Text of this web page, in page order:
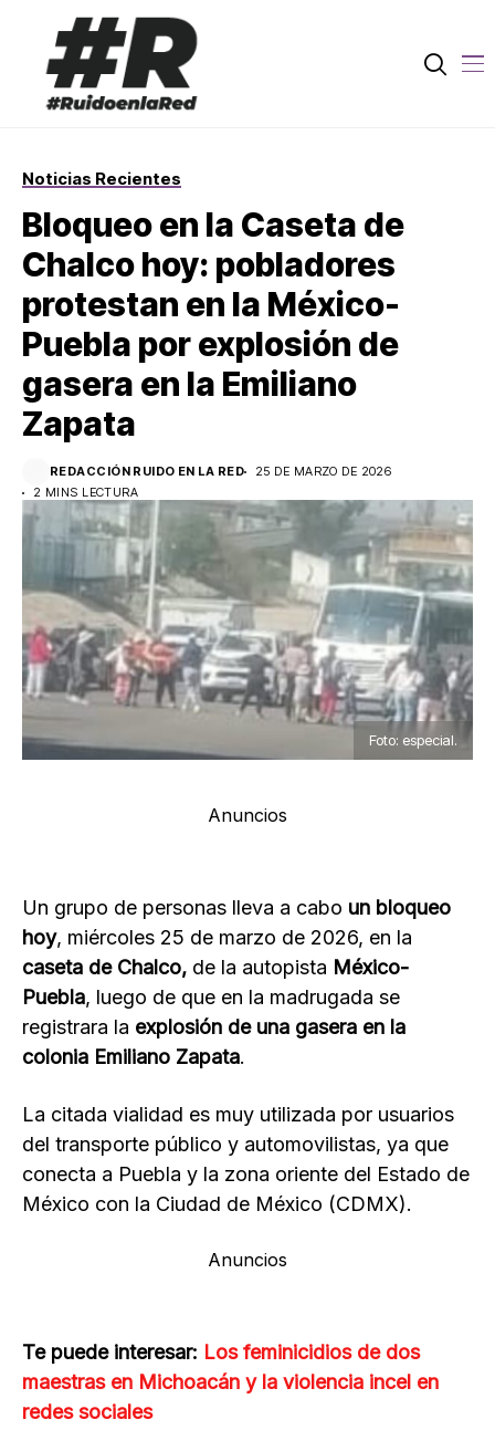
Noticias Recientes
Bloqueo en la Caseta de
Chalco hoy: pobladores
protestan en la México-
Puebla por explosión de
gasera en la Emiliano
Zapata
REDACCIÓN RUIDO EN LA RED
25 DE MARZO DE 2026
2 MINS LECTURA
Foto: especial.
Anuncios
Un grupo de personas lleva a cabo un bloqueo
hoy, miércoles 25 de marzo de 2026, en la
caseta de Chalco, de la autopista México-
Puebla, luego de que en la madrugada se
registrara la explosión de una gasera en la
colonia Emiliano Zapata.
La citada vialidad es muy utilizada por usuarios
del transporte público y automovilistas, ya que
conecta a Puebla y la zona oriente del Estado de
México con la Ciudad de México (CDMX).
Anuncios
Te puede interesar: Los feminicidios de dos
maestras en Michoacán y la violencia incel en
redes sociales